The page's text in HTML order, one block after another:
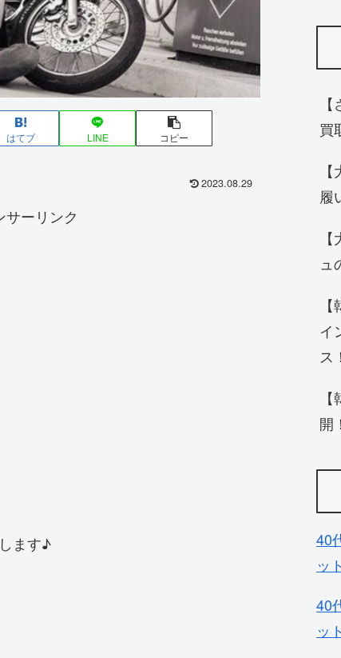
はてブ LINE コピー
2023.08.29
サーリンク
ます♪
買
履
ュ
イ
ス！
開
40
ッ
40
ッ